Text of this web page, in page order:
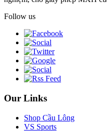
Follow us
Our Links
Shop Cầu Lông
VS Sports